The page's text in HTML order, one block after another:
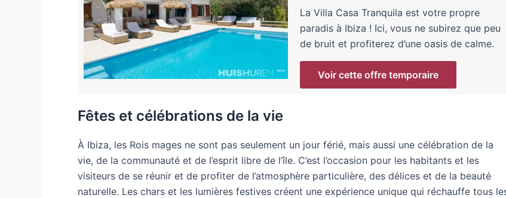
La Villa Casa Tranquila est votre propre
paradis à Ibiza ! Ici, vous ne subirez que peu
de bruit et profiterez d’une oasis de calme.
Voir cette offre temporaire
Fêtes et célébrations de la vie
À Ibiza, les Rois mages ne sont pas seulement un jour férié, mais aussi une célébration de la
vie, de la communauté et de l’esprit libre de l’île. C’est l’occasion pour les habitants et les
visiteurs de se réunir et de profiter de l’atmosphère particulière, des délices et de la beauté
naturelle. Les chars et les lumières festives créent une expérience unique qui réchauffe tous